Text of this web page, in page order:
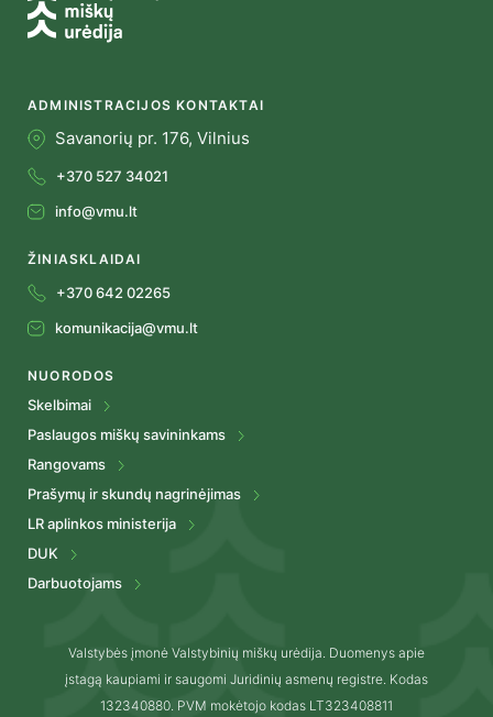
ADMINISTRACIJOS KONTAKTAI
Savanorių pr. 176, Vilnius
+370 527 34021
info@vmu.lt
ŽINIASKLAIDAI
+370 642 02265
komunikacija@vmu.lt
NUORODOS
Skelbimai
Paslaugos miškų savininkams
Rangovams
Prašymų ir skundų nagrinėjimas
LR aplinkos ministerija
DUK
Darbuotojams
Valstybės įmonė Valstybinių miškų urėdija. Duomenys apie
įstagą kaupiami ir saugomi Juridinių asmenų registre. Kodas
132340880. PVM mokėtojo kodas LT323408811